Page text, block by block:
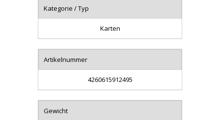
Kategorie / Typ
Karten
Artikelnummer
4260615912495
Gewicht